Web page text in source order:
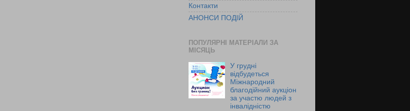
Контакти
АНОНСИ ПОДІЙ
ПОПУЛЯРНІ МАТЕРІАЛИ ЗА
МІСЯЦЬ
У грудні
відбудеться
Міжнародний
благодійний аукціон
за участю людей з
інвалідністю